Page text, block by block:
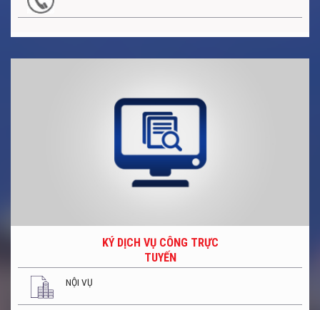
KÝ DỊCH VỤ CÔNG TRỰC
TUYẾN
NỘI VỤ